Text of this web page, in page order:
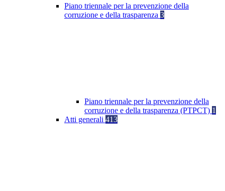
Piano triennale per la prevenzione della
corruzione e della trasparenza 3
Piano triennale per la prevenzione della
corruzione e della trasparenza (PTPCT) 1
Atti generali 413